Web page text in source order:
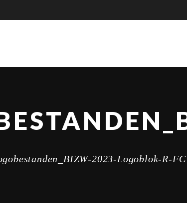
2023-Logoblok-R-FC